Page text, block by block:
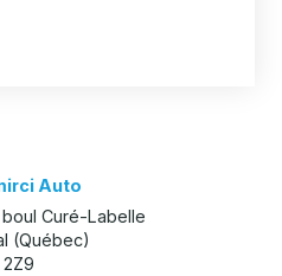
Auto
Curé-Labelle
(Québec)